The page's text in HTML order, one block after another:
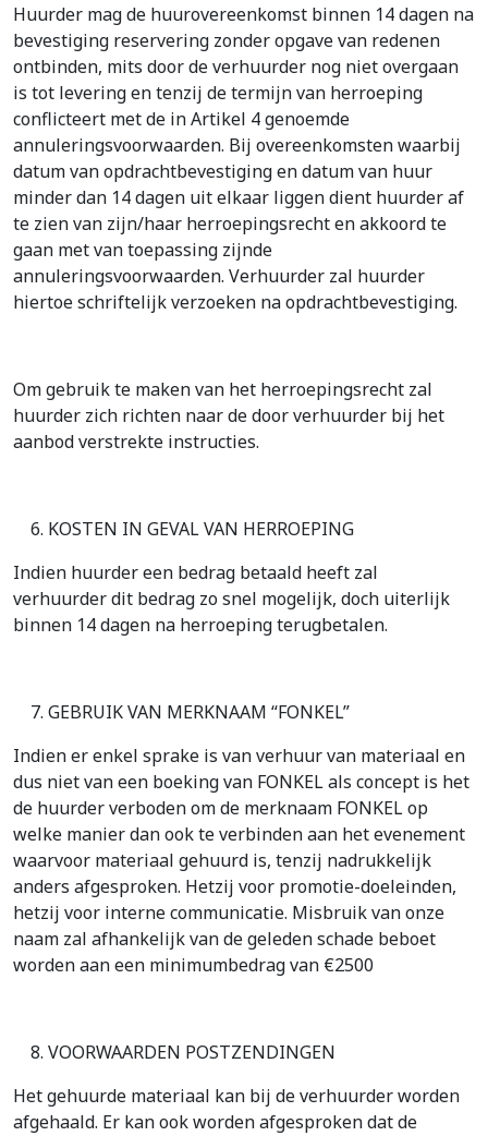
Huurder mag de huurovereenkomst binnen 14 dagen na
bevestiging reservering zonder opgave van redenen
ontbinden, mits door de verhuurder nog niet overgaan
is tot levering en tenzij de termijn van herroeping
conflicteert met de in Artikel 4 genoemde
annuleringsvoorwaarden. Bij overeenkomsten waarbij
datum van opdrachtbevestiging en datum van huur
minder dan 14 dagen uit elkaar liggen dient huurder af
te zien van zijn/haar herroepingsrecht en akkoord te
gaan met van toepassing zijnde
annuleringsvoorwaarden. Verhuurder zal huurder
hiertoe schriftelijk verzoeken na opdrachtbevestiging.
Om gebruik te maken van het herroepingsrecht zal
huurder zich richten naar de door verhuurder bij het
aanbod verstrekte instructies.
KOSTEN IN GEVAL VAN HERROEPING
Indien huurder een bedrag betaald heeft zal
verhuurder dit bedrag zo snel mogelijk, doch uiterlijk
binnen 14 dagen na herroeping terugbetalen.
GEBRUIK VAN MERKNAAM “FONKEL”
Indien er enkel sprake is van verhuur van materiaal en
dus niet van een boeking van FONKEL als concept is het
de huurder verboden om de merknaam FONKEL op
welke manier dan ook te verbinden aan het evenement
waarvoor materiaal gehuurd is, tenzij nadrukkelijk
anders afgesproken. Hetzij voor promotie-doeleinden,
hetzij voor interne communicatie. Misbruik van onze
naam zal afhankelijk van de geleden schade beboet
worden aan een minimumbedrag van €2500
VOORWAARDEN POSTZENDINGEN
Het gehuurde materiaal kan bij de verhuurder worden
afgehaald. Er kan ook worden afgesproken dat de